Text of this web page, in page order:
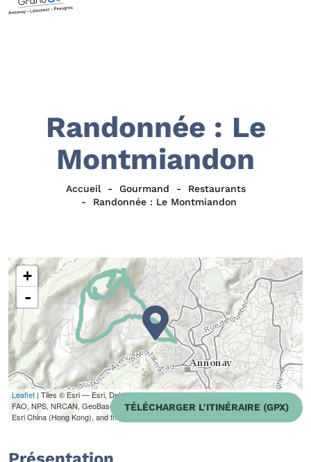
Randonnée : Le
Montmiandon
Accueil Gourmand
Restaurants
Randonnée : Le Montmiandon
+
-
Leaflet | Tiles © Esri — Esri, DeLorme, NAVTEQ, TomTom, Intermap, iPC, USGS,
FAO, NPS, NRCAN, GeoBase, Kadaster NL, Ordnance Survey, Esri Japan, METI,
Esri China (Hong Kong), and the GIS User Community
TÉLÉCHARGER L'ITINÉRAIRE (GPX)